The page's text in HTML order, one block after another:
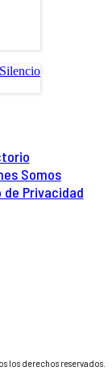
Somos
de Privacidad
los derechos reservados.